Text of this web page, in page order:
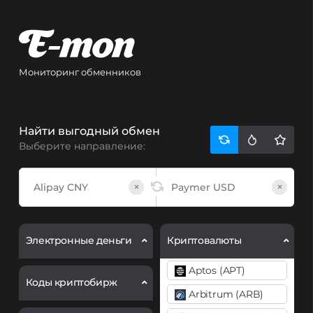
Мониторинг обменников
Найти выгодный обмен
Выберите направление:
× ×
Электронные деньги
Коды криптобирж
Криптовалюты
Aptos (APT)
Arbitrum (ARB)